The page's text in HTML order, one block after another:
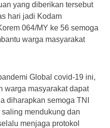
yang diberikan tersebut
hari jadi Kodam
064/MY ke 56 semoga
warga masyarakat
Global covid-19 ini,
warga masyarakat dapat
diharapkan semoga TNI
mendukung dan
menjaga protokol